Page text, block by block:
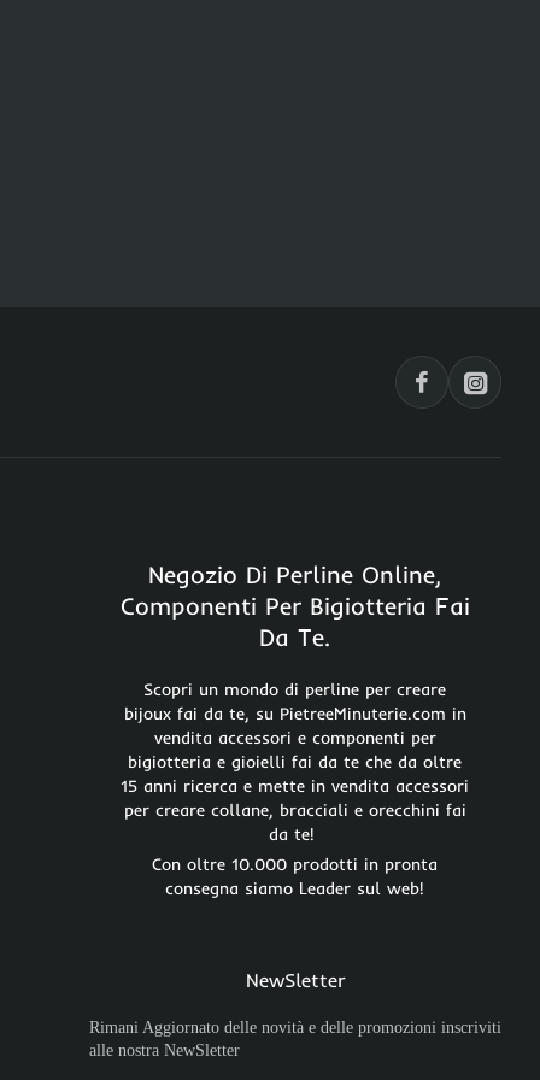
Negozio Di Perline Online,
Componenti Per Bigiotteria Fai
Da Te.
Scopri un mondo di perline per creare
bijoux fai da te, su PietreeMinuterie.com in
vendita accessori e componenti per
bigiotteria e gioielli fai da te che da oltre
15 anni ricerca e mette in vendita accessori
per creare collane, bracciali e orecchini fai
da te!
Con oltre 10.000 prodotti in pronta
consegna siamo Leader sul web!
NewSletter
Rimani Aggiornato delle novità e delle promozioni inscriviti
alle nostra NewSletter